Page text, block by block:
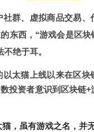
社群、虚拟商品交易、
东西，“游戏会是区
绝于耳。
以太猫上线以来在区块
投资者意识到区块链
，虽有游戏之名，并